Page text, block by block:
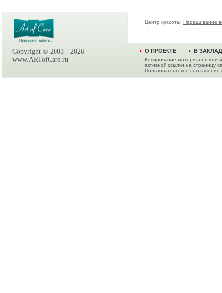
Copyright © 2003 - 2026
www.ARTofCare.ru
Центр красоты: Наращивание
О ПРОЕКТЕ В
Копирование материалов или
активной ссылки на страницу
Пользовательское